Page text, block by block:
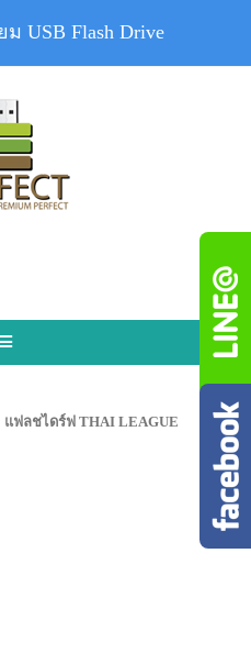
Toggle
แฟลชไดร์ฟ THAI LEAGUE
USB Flash Drive